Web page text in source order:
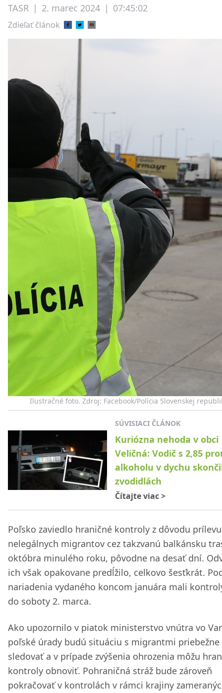
TASR | 2. marec 2024 | 07:45:02
Zdieľať článok
Ilustračné foto. Zdroj: Facebook/Polícia Slovenskej
SÚVISIACI ČLÁNOK
Kuriózna nehoda v obci
Veličná: Vodič s 2,85
alkoholu v dychu
zvodidlách
Čítajte viac>
Poľsko zaviedlo hraničné kontroly z dôvodu prílevu
nelegálnych migrantov cez takzvanú balkánsku
októbra minulého roku, pôvodne na desať dní.
ich však opakovane predĺžilo, celkovo šesťkrát.
nariadenia vydaného koncom januára mali
do soboty 2. marca.
Ako upozornilo v piatok ministerstvo vnútra vo
poľské úrady budú situáciu s migrantmi priebežne
sledovať a v prípade zvýšenia ohrozenia môžu
kontroly obnoviť. Pohraničná stráž bude zároveň
pokračovať v kontrolách v rámci krajiny